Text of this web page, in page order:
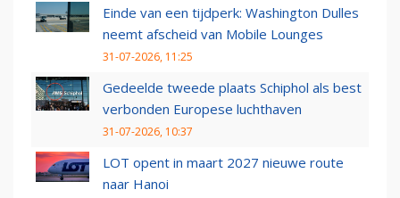
Einde van een tijdperk: Washington Dulles
neemt afscheid van Mobile Lounges
31-07-2026, 11:25
Gedeelde tweede plaats Schiphol als best
verbonden Europese luchthaven
31-07-2026, 10:37
LOT opent in maart 2027 nieuwe route
naar Hanoi